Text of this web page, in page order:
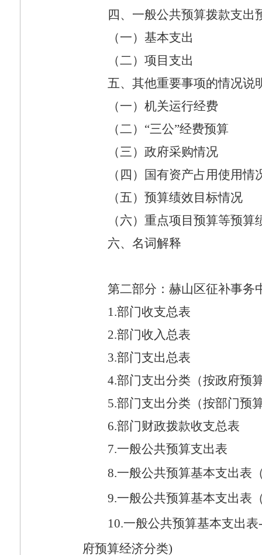
四、一般公共预算拨款支出
（一）基本支出
（二）项目支出
五、其他重要事项的情况说
（一）机关运行经费
（二）“三公”经费预算
（三）政府采购情况
（四）国有资产占用使用情
（五）预算绩效目标情况
（六）重点项目预算等预算
六、名词解释
第二部分：赫山区征补事务
1.部门收支总表
2.部门收入总表
3.部门支出总表
4.部门支出分类（按政府预
5.部门支出分类（按部门预
6.部门财政拨款收支总表
7.一般公共预算支出表
8.一般公共预算基本支出表
9.一般公共预算基本支出表
10.一般公共预算基本支出表
府预算经济分类)